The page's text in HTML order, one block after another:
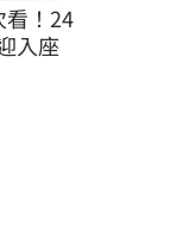
看！24
入座